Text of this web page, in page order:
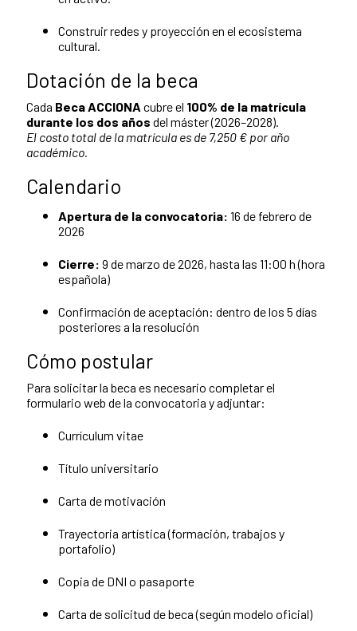
Construir redes y proyección en el ecosistema
cultural.
Dotación de la beca
Cada Beca ACCIONA cubre el 100% de la matrícula
durante los dos años del máster (2026–2028).
El costo total de la matrícula es de 7,250 € por año
académico.
Calendario
Apertura de la convocatoria: 16 de febrero de
2026
Cierre: 9 de marzo de 2026, hasta las 11:00 h (hora
española)
Confirmación de aceptación: dentro de los 5 días
posteriores a la resolución
Cómo postular
Para solicitar la beca es necesario completar el
formulario web de la convocatoria y adjuntar:
Currículum vitae
Título universitario
Carta de motivación
Trayectoria artística (formación, trabajos y
portafolio)
Copia de DNI o pasaporte
Carta de solicitud de beca (según modelo oficial)